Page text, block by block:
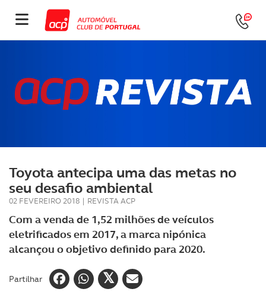
Toyota antecipa uma das metas no
seu desafio ambiental
02 FEVEREIRO 2018 | REVISTA ACP
Com a venda de 1,52 milhões de veículos
eletrificados em 2017, a marca nipónica
alcançou o objetivo definido para 2020.
Partilhar